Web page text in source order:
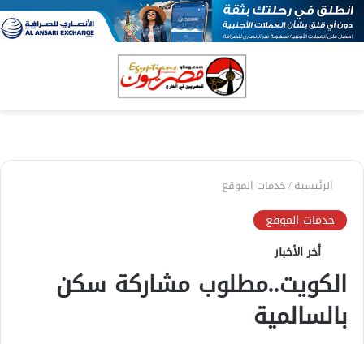
الرئيسية/خدمات الموقع
خدمات الموقع
أخر الأخبار
الكويت..مطلوب مشاركة سكن
بالسالمية